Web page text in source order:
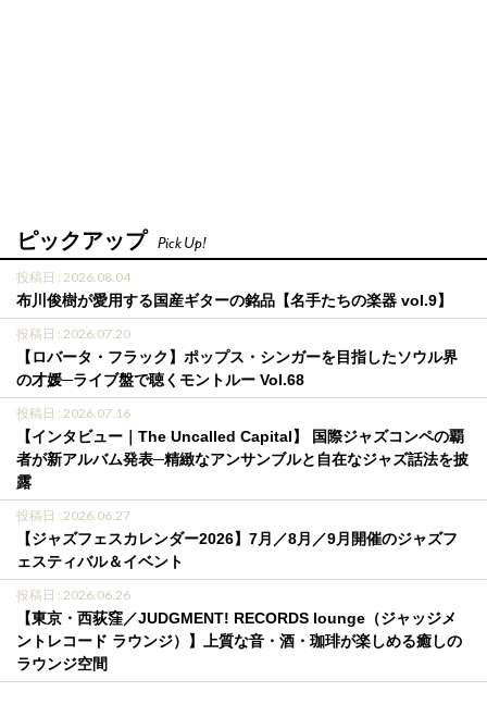
ピックアップ Pick Up!
投稿日 : 2026.08.04
布川俊樹が愛用する国産ギターの銘品【名手たちの楽器 vol.9】
投稿日 : 2026.07.20
【ロバータ・フラック】ポップス・シンガーを目指したソウル界
の才媛─ライブ盤で聴くモントルー Vol.68
投稿日 : 2026.07.16
【インタビュー｜The Uncalled Capital】 国際ジャズコンペの覇
者が新アルバム発表─精緻なアンサンブルと自在なジャズ話法を披
露
投稿日 : 2026.06.27
【ジャズフェスカレンダー2026】7月／8月／9月開催のジャズフ
ェスティバル＆イベント
投稿日 : 2026.06.26
【東京・西荻窪／JUDGMENT! RECORDS lounge（ジャッジメ
ントレコード ラウンジ）】上質な音・酒・珈琲が楽しめる癒しの
ラウンジ空間